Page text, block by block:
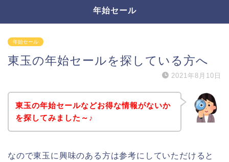
年始セール
年始セール
東玉の年始セールを探している方へ
2021年8月10日
東玉の年始セールなどお得な情報がないか
を探してみました～♪
なので東玉に興味のある方は参考にしていただけると